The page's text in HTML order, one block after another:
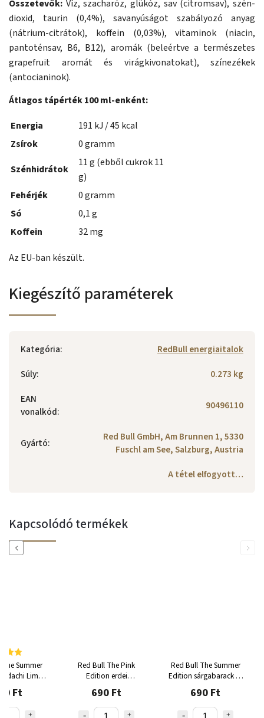
Összetevők: Víz, szacharóz, glükóz, sav (citromsav), szén-
dioxid, taurin (0,4%), savanyúságot szabályozó anyag
(nátrium-citrátok), koffein (0,03%), vitaminok (niacin,
pantoténsav, B6, B12), aromák (beleértve a természetes
grapefruit aromát és virágkivonatokat), színezékek
(antocianinok).
Átlagos tápérték 100 ml-enként:
Energia
191 kJ / 45 kcal
Zsírok
0 gramm
Szénhidrátok
11 g (ebből cukrok 11
g)
Fehérjék
0 gramm
Só
0,1 g
Koffein
32 mg
Az EU-ban készült.
Kiegészítő paraméterek
Kategória:
RedBull energiaitalok
Súly:
0.273 kg
EAN
vonalkód: 90496110
Gyártó:
Red Bull GmbH, Am Brunnen 1, 5330
Fuschl am See, Salzburg, Austria
A tétel elfogyott…
Kapcsolódó termékek
Previous
Summer
Lime
sudachi és
250ml
Ft
Red Bull The Pink
Edition erdei
gyümölcsök
cukormentes 250ml
690 Ft
Red Bull The Summer
Edition sárgabarack és
eper 250ml
690 Ft
Next